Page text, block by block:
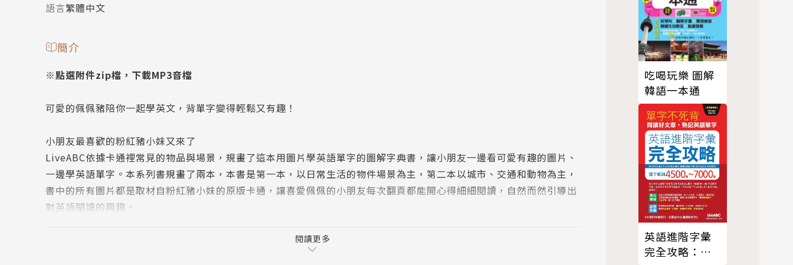
語言繁體中文
簡介
※點選附件zip檔，下載MP3音檔
可愛的佩佩豬陪你一起學英文，背單字變得輕鬆又有趣！
小朋友最喜歡的粉紅豬小妹又來了
LiveABC依據卡通裡常見的物品與場景，規畫了這本用圖片學英語單字的圖解字典書，讓小朋友一邊看可愛有趣的圖片、
一邊學英語單字。本系列書規畫了兩本，本書是第一本，以日常生活的物件場景為主，第二本以城市、交通和動物為主，
書中的所有圖片都是取材自粉紅豬小妹的原版卡通，讓喜愛佩佩的小朋友每次翻頁都能開心得細細閱讀，自然而然引導出
對英語閱讀的興趣。
本書包含的內容以居家環境開始，再發展到學校以及出外遊玩的環境，讓小朋友從最熟悉的日常生活開始學習英語單字，
閱讀更多
吃喝玩樂 圖解
韓語一本通
英語進階字彙
完全攻略：選